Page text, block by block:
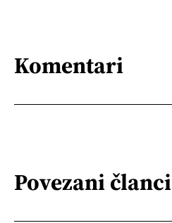
Komentari
Povezani članci